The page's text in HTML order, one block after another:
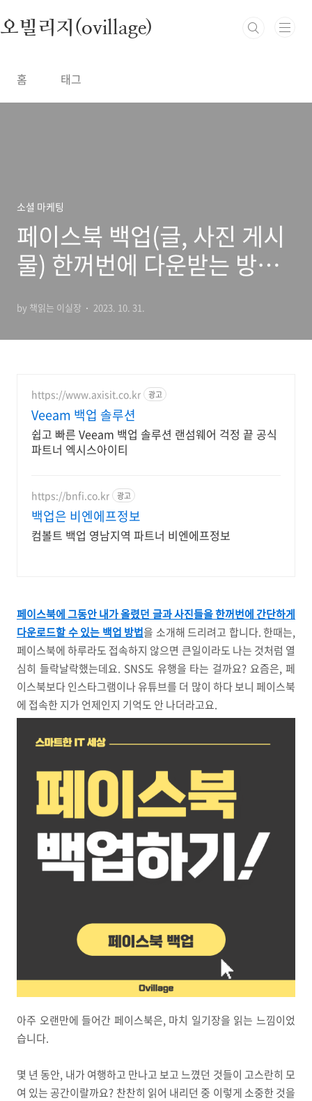
오빌리지(ovillage)
홈 태그
소셜 마케팅
페이스북 백업(글, 사진 게시
물) 한꺼번에 다운받는 방법!
by 책읽는 이실장 2023. 10. 31.
https://www.axisit.co.kr 광고
Veeam 백업 솔루션
쉽고 빠른 Veeam 백업 솔루션 랜섬웨어 걱정 끝 공식
파트너 엑시스아이티
https://bnfi.co.kr 광고
백업은 비엔에프정보
컴볼트 백업 영남지역 파트너 비엔에프정보
페이스북에 그동안 내가 올렸던 글과 사진들을 한꺼번에 간단하게
다운로드할 수 있는 백업 방법을 소개해 드리려고 합니다. 한때는,
페이스북에 하루라도 접속하지 않으면 큰일이라도 나는 것처럼 열
심히 들락날락했는데요. SNS도 유행을 타는 걸까요? 요즘은, 페
이스북보다 인스타그램이나 유튜브를 더 많이 하다 보니 페이스북
에 접속한 지가 언제인지 기억도 안 나더라고요.
아주 오랜만에 들어간 페이스북은, 마치 일기장을 읽는 느낌이었
습니다.
몇 년 동안, 내가 여행하고 만나고 보고 느꼈던 것들이 고스란히 모
여 있는 공간이랄까요? 찬찬히 읽어 내리던 중 이렇게 소중한 것을